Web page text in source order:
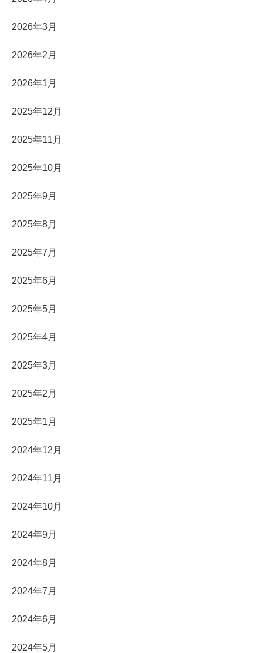
2026年3月
2026年2月
2026年1月
2025年12月
2025年11月
2025年10月
2025年9月
2025年8月
2025年7月
2025年6月
2025年5月
2025年4月
2025年3月
2025年2月
2025年1月
2024年12月
2024年11月
2024年10月
2024年9月
2024年8月
2024年7月
2024年6月
2024年5月